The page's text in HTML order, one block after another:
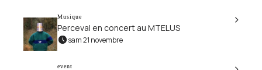
Musique
Perceval en concert au MTELUS
sam 21 novembre
event